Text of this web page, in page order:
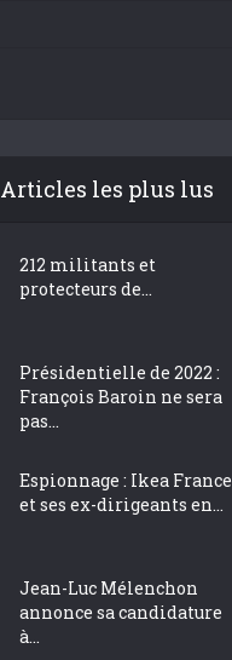
Articles les plus lus
212 militants et
protecteurs de...
Présidentielle de 2022 :
François Baroin ne sera
pas...
Espionnage : Ikea France
et ses ex-dirigeants en...
Jean-Luc Mélenchon
annonce sa candidature
à...